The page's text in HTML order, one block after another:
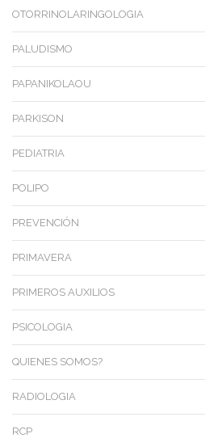
OTORRINOLARINGOLOGIA
PALUDISMO
PAPANIKOLAOU
PARKISON
PEDIATRIA
POLIPO
PREVENCIÓN
PRIMAVERA
PRIMEROS AUXILIOS
PSICOLOGIA
QUIENES SOMOS?
RADIOLOGIA
RCP